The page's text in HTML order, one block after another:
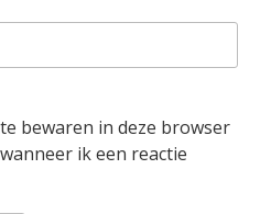
bewaren in deze browser
ik een reactie